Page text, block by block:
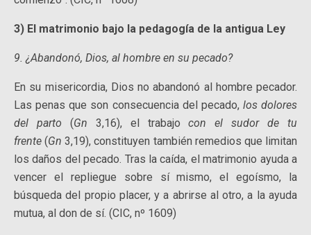
3) El matrimonio bajo la pedagogía de la antigua Ley
9. ¿Abandonó, Dios, al hombre en su pecado?
En su misericordia, Dios no abandonó al hombre pecador.
Las penas que son consecuencia del pecado, los dolores
del parto (Gn 3,16), el trabajocon el sudor de tu
frente(Gn 3,19), constituyen también remedios que limitan
los daños del pecado. Tras la caída, el matrimonio ayuda a
vencer el repliegue sobre sí mismo, el egoísmo, la
búsqueda del propio placer, y a abrirse al otro, a la ayuda
mutua, al don de sí. (CIC, nº 1609)